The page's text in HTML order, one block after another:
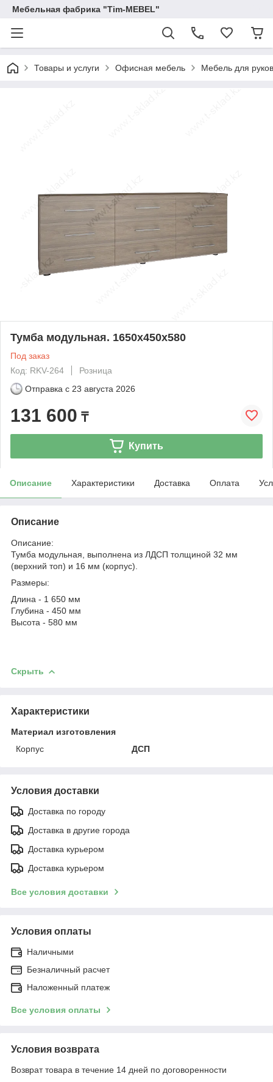
Мебельная фабрика "Tim-MEBEL"
Товары и услуги Офисная мебель Мебель для
Тумба модульная. 1650х450х580
Под заказ
Код: RKV-264
Розница
Отправка с 23 августа 2026
131 600 ₸
Купить
Описание Характеристики Доставка Оплата
Описание
Описание:
Тумба модульная, выполнена из ЛДСП толщиной 32 мм
(верхний топ) и 16 мм (корпус).
Размеры:
Длина - 1 650 мм
Глубина - 450 мм
Высота - 580 мм
Скрыть
Характеристики
Материал изготовления
Корпус
ДСП
Условия доставки
Доставка по городу
Доставка в другие города
Доставка курьером
Доставка курьером
Все условия доставки
Условия оплаты
Наличными
Безналичный расчет
Наложенный платеж
Все условия оплаты
Условия возврата
Возврат товара в течение 14 дней по договоренности